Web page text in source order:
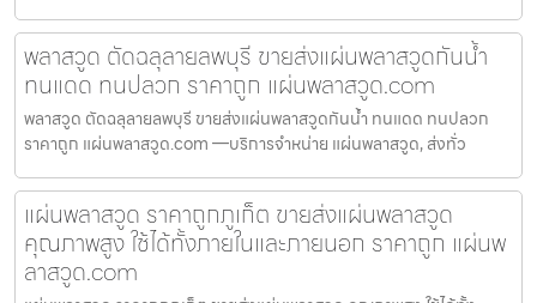
พลาสวูด ตัดฉลุลายลพบุรี ขายส่งแผ่นพลาสวูดกันน้ำ
ทนแดด ทนปลวก ราคาถูก แผ่นพลาสวูด.com
พลาสวูด ตัดฉลุลายลพบุรี ขายส่งแผ่นพลาสวูดกันน้ำ ทนแดด ทนปลวก
ราคาถูก แผ่นพลาสวูด.com —บริการจำหน่าย แผ่นพลาสวูด, ส่งทั่ว
แผ่นพลาสวูด ราคาถูกภูเก็ต ขายส่งแผ่นพลาสวูด
คุณภาพสูง ใช้ได้ทั้งภายในและภายนอก ราคาถูก แผ่นพ
ลาสวูด.com